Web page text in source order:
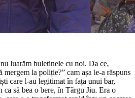
luarăm buletinele cu noi. Da ce,
mergem la poliție?” cam așa le-a răspuns
care l-au legitimat în fața unui bar,
ca să bea o bere, în Târgu Jiu. Era o